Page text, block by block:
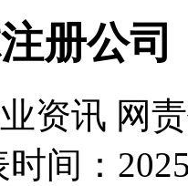
册公
资讯 网
时间：